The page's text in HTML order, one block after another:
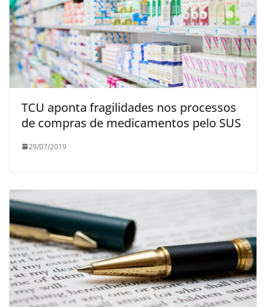
TCU aponta fragilidades nos processos
de compras de medicamentos pelo SUS
29/07/2019